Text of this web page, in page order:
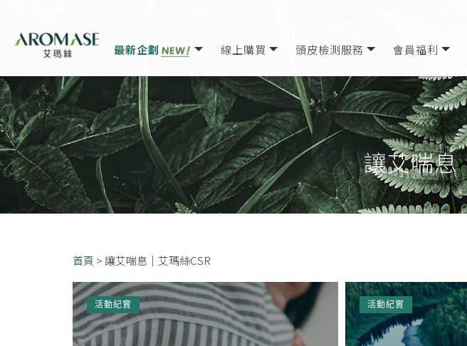
最新企劃 線上購買 頭皮檢測服務 會員福利
讓艾喘息
首頁 >讓艾喘息｜艾瑪絲CSR
活動紀實 活動紀實